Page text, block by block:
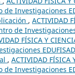
Investigaciones
, ACTIVIDAD
de
FÍSICA Y
, ACTIVIDAD FÍSICA
Investigaciones